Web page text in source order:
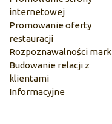
internetowej
Promowanie oferty
restauracji
Rozpoznawalności mark
Budowanie relacji z
klientami
Informacyjne